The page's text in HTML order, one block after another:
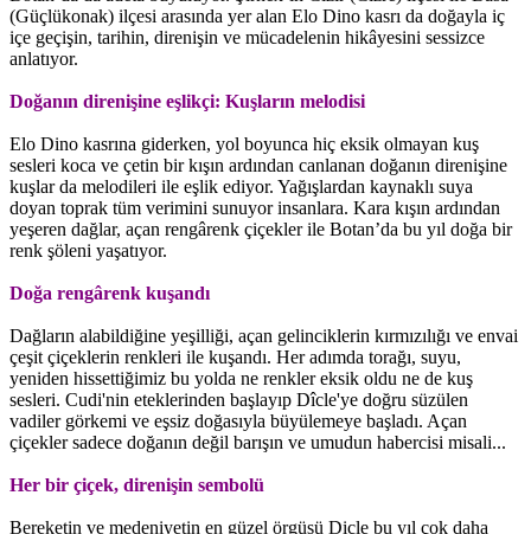
(Güçlükonak) ilçesi arasında yer alan Elo Dino kasrı da doğayla iç
içe geçişin, tarihin, direnişin ve mücadelenin hikâyesini sessizce
anlatıyor.
Doğanın direnişine eşlikçi: Kuşların melodisi
Elo Dino kasrına giderken, yol boyunca hiç eksik olmayan kuş
sesleri koca ve çetin bir kışın ardından canlanan doğanın direnişine
kuşlar da melodileri ile eşlik ediyor. Yağışlardan kaynaklı suya
doyan toprak tüm verimini sunuyor insanlara. Kara kışın ardından
yeşeren dağlar, açan rengârenk çiçekler ile Botan’da bu yıl doğa bir
renk şöleni yaşatıyor.
Doğa rengârenk kuşandı
Dağların alabildiğine yeşilliği, açan gelinciklerin kırmızılığı ve envai
çeşit çiçeklerin renkleri ile kuşandı. Her adımda torağı, suyu,
yeniden hissettiğimiz bu yolda ne renkler eksik oldu ne de kuş
sesleri. Cudi'nin eteklerinden başlayıp Dîcle'ye doğru süzülen
vadiler görkemi ve eşsiz doğasıyla büyülemeye başladı. Açan
çiçekler sadece doğanın değil barışın ve umudun habercisi misali...
Her bir çiçek, direnişin sembolü
Bereketin ve medeniyetin en güzel örgüsü Dicle bu yıl çok daha